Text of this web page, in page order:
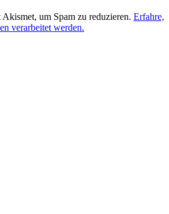
um Spam zu reduzieren. Erfahre,
verarbeitet werden.